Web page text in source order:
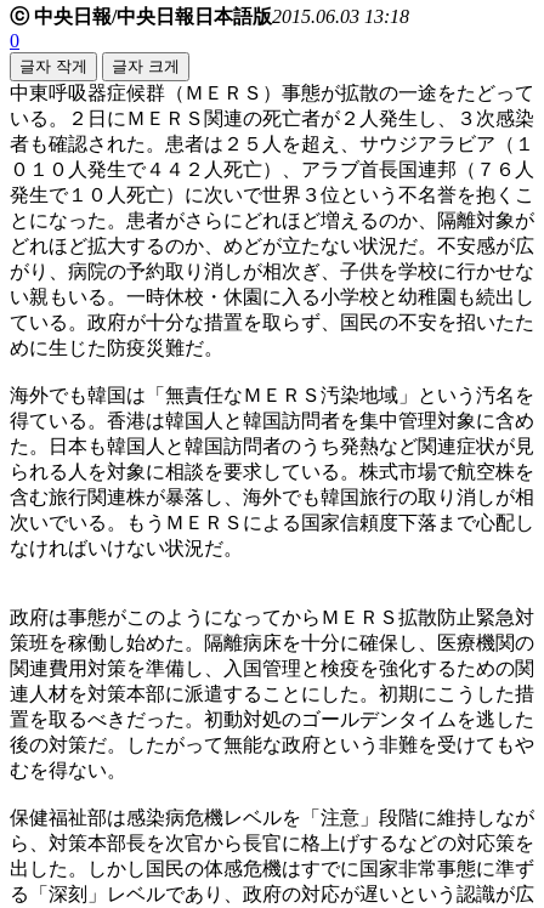
ⓒ 中央日報/中央日報日本語版2015.06.03 13:18
0
글자 작게 글자 크게
中東呼吸器症候群（ＭＥＲＳ）事態が拡散の一途をたどって
いる。２日にＭＥＲＳ関連の死亡者が２人発生し、３次感染
者も確認された。患者は２５人を超え、サウジアラビア（１
０１０人発生で４４２人死亡）、アラブ首長国連邦（７６人
発生で１０人死亡）に次いで世界３位という不名誉を抱くこ
とになった。患者がさらにどれほど増えるのか、隔離対象が
どれほど拡大するのか、めどが立たない状況だ。不安感が広
がり、病院の予約取り消しが相次ぎ、子供を学校に行かせな
い親もいる。一時休校・休園に入る小学校と幼稚園も続出し
ている。政府が十分な措置を取らず、国民の不安を招いたた
めに生じた防疫災難だ。
海外でも韓国は「無責任なＭＥＲＳ汚染地域」という汚名を
得ている。香港は韓国人と韓国訪問者を集中管理対象に含め
た。日本も韓国人と韓国訪問者のうち発熱など関連症状が見
られる人を対象に相談を要求している。株式市場で航空株を
含む旅行関連株が暴落し、海外でも韓国旅行の取り消しが相
次いでいる。もうＭＥＲＳによる国家信頼度下落まで心配し
なければいけない状況だ。
政府は事態がこのようになってからＭＥＲＳ拡散防止緊急対
策班を稼働し始めた。隔離病床を十分に確保し、医療機関の
関連費用対策を準備し、入国管理と検疫を強化するための関
連人材を対策本部に派遣することにした。初期にこうした措
置を取るべきだった。初動対処のゴールデンタイムを逃した
後の対策だ。したがって無能な政府という非難を受けてもや
むを得ない。
保健福祉部は感染病危機レベルを「注意」段階に維持しなが
ら、対策本部長を次官から長官に格上げするなどの対応策を
出した。しかし国民の体感危機はすでに国家非常事態に準ず
る「深刻」レベルであり、政府の対応が遅いという認識が広